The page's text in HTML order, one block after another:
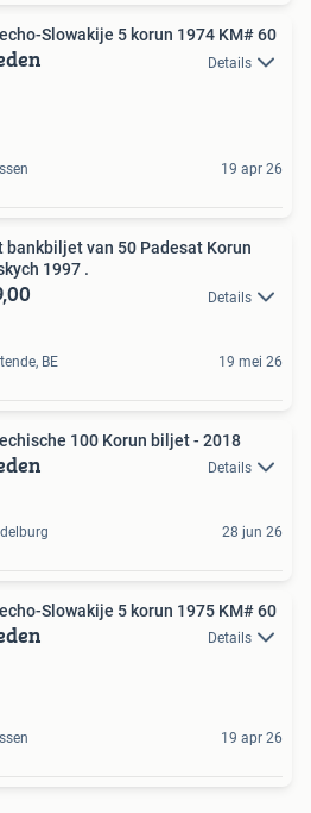
Slowakije 5 korun 1974 KM# 60
Details
19 apr 26
bankbiljet van 50 Padesat Korun
1997 .
Details
BE 19 mei 26
100 Korun biljet - 2018
Details
28 jun 26
Slowakije 5 korun 1975 KM# 60
Details
19 apr 26